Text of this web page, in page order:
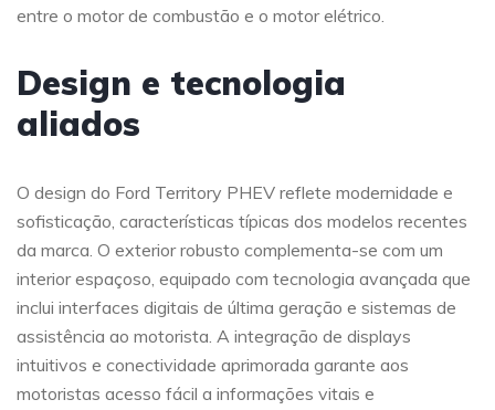
entre o motor de combustão e o motor elétrico.
Design e tecnologia
aliados
O design do Ford Territory PHEV reflete modernidade e
sofisticação, características típicas dos modelos recentes
da marca. O exterior robusto complementa-se com um
interior espaçoso, equipado com tecnologia avançada que
inclui interfaces digitais de última geração e sistemas de
assistência ao motorista. A integração de displays
intuitivos e conectividade aprimorada garante aos
motoristas acesso fácil a informações vitais e